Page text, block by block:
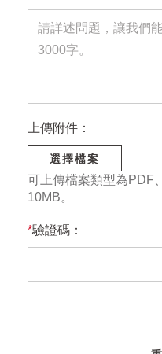
上傳附件：
選擇檔案
可上傳檔案類型為PDF
10MB。
*驗證碼：